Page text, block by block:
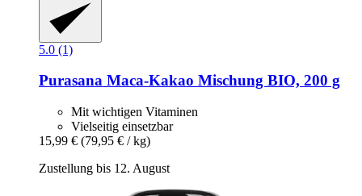
5.0 (1)
Purasana Maca-​Kakao Mischung BIO, 200 g
Mit wichtigen Vitaminen
Vielseitig einsetzbar
15,99 € (79,95 € / kg)
Zustellung bis 12. August